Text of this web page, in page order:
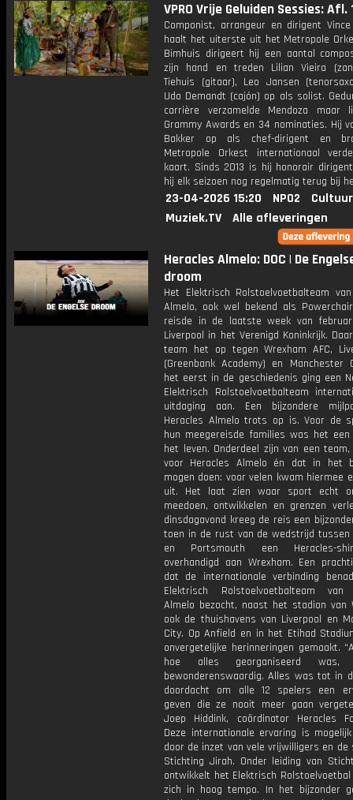
VPRO Vrije Geluiden Sessies: Afl.
Componist, arrangeur en dirigent Vince
haalt het uiterste uit het Metropole
Bimhuis dirigeert hij een aantal
zijn hand en treden Lilian Vieira
Tiehuis (gitaar), Leo Jansen
Udo Demandt (cajón) op als solist.
carrière verzamelde Mendoza maar
Grammy Awards en 34 nominaties. Hij
Bakker op als chef-dirigent en
Metropole Orkest internationaal
kaart. Sinds 2013 is hij honorair
hij elk seizoen nog regelmatig terug bij
23-04-2026 15:20 NPO2
Muziek.TV
Alle afleveringen
Heracles Almelo: DOC | De
droom
Het Elektrisch Rolstoelvoetbalteam
Almelo, ook wel bekend als
reisde in de laatste week van
Liverpool in het Verenigd Koninkrijk.
team het op tegen Wrexham AFC,
(Greenbank Academy) en Manchester
het eerst in de geschiedenis ging een
Elektrisch Rolstoelvoetbalteam
uitdaging aan. Een bijzondere
Heracles Almelo trots op is. Voor de
hun meegereisde families was het
het leven. Onderdeel zijn van een
voor Heracles Almelo én dat in het
mogen doen: voor velen kwam hiermee
uit. Het laat zien waar sport echt
meedoen, ontwikkelen en grenzen
dinsdagavond kreeg de reis een
toen in de rust van de wedstrijd tussen
en Portsmouth een Heracles-
overhandigd aan Wrexham. Een
dat de internationale verbinding
Elektrisch Rolstoelvoetbalteam van
Almelo bezocht, naast het stadion van
ook de thuishavens van Liverpool en
City. Op Anfield en in het Etihad
onvergetelijke herinneringen gemaakt.
hoe alles georganiseerd
bewonderenswaardig. Alles was tot in
doordacht om alle 12 spelers een
geven die ze nooit meer gaan
Joep Hiddink, coördinator Heracles
Deze internationale ervaring is
door de inzet van vele vrijwilligers en de
Stichting Jirah. Onder leiding van
ontwikkelt het Elektrisch
zich in hoog tempo. In het bijzonder